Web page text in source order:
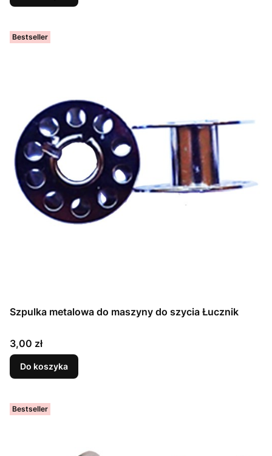
Bestseller
Szpulka metalowa do maszyny do szycia Łucznik
Cena
3,00 zł
Do koszyka
Bestseller